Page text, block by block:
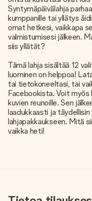
Syntymäpäivälahja
kumppanille tai yllätys
omat hetkesi, vaikkapa
valmistumisesi jälkeen.
siis yllätät?
Tämä lahja sisältää 12
luominen on helppoa!
tai tietokoneeltasi, tai
Facebookista. Voit myös
kuvien reunoille. Sen
laadukkaasti ja
lahjapakkaukseen. Mitä
vaikka heti!